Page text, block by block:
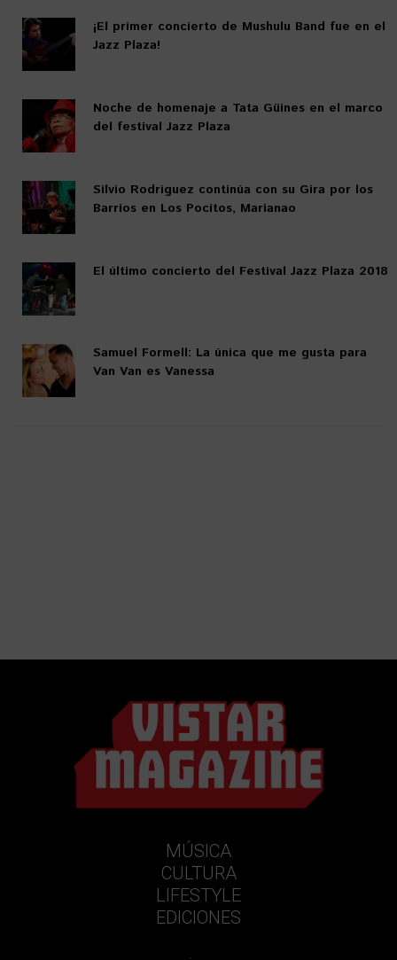
¡El primer concierto de Mushulu Band fue en el
Jazz Plaza!
Noche de homenaje a Tata Güines en el marco
del festival Jazz Plaza
Silvio Rodríguez continúa con su Gira por los
Barrios en Los Pocitos, Marianao
El último concierto del Festival Jazz Plaza 2018
Samuel Formell: La única que me gusta para
Van Van es Vanessa
MÚSICA
CULTURA
LIFESTYLE
EDICIONES